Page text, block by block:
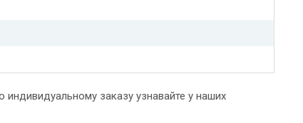
заказу узнавайте у наших